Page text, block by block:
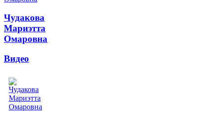
Чудакова
Мариэтта
Омаровна
Видео